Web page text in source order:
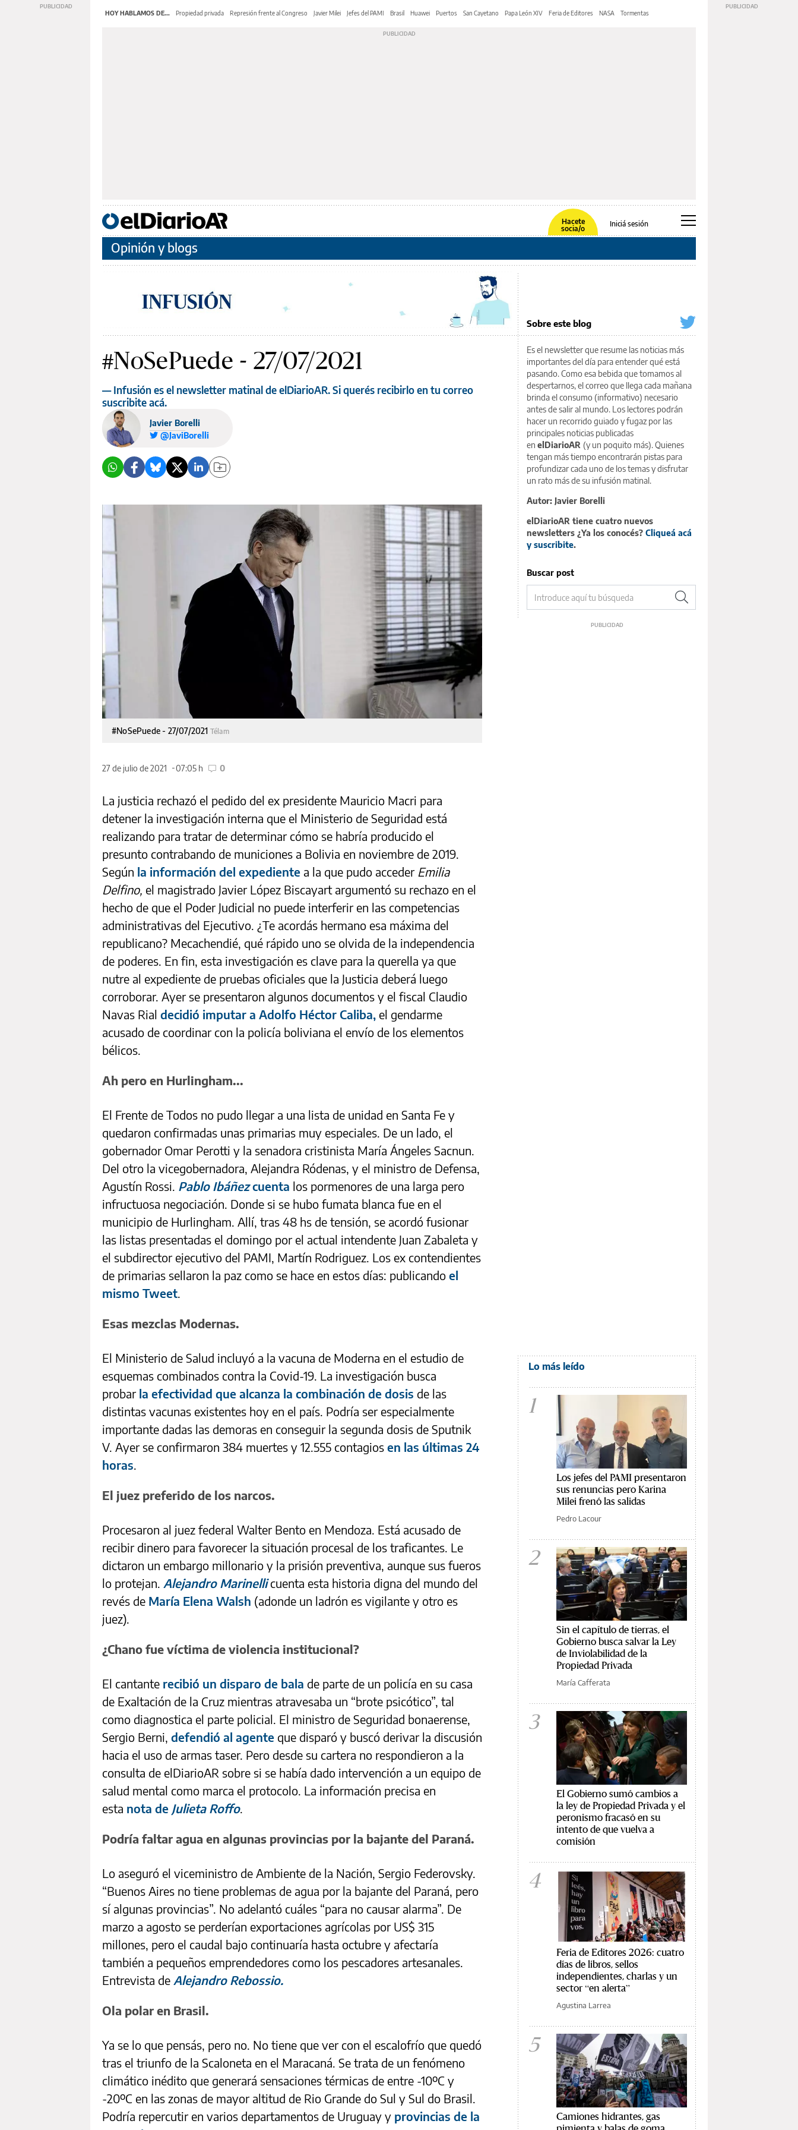
HOY HABLAMOS DE... Propiedad privada Represión frente al Congreso Javier Milei Jefes del PAMI Brasil Huawei Puertos San Cayetano Papa León XIV Feria de Editores NASA Tormentas
Hacete
socia/o
Iniciá sesión
Opinión y blogs
#NoSePuede - 27/07/2021
— Infusión es el newsletter matinal de elDiarioAR. Si querés recibirlo en tu correo
suscribite acá.
Javier Borelli
@JaviBorelli
#NoSePuede - 27/07/2021 Télam
27 de julio de 2021 07:05 h 0
La justicia rechazó el pedido del ex presidente Mauricio Macri para
detener la investigación interna que el Ministerio de Seguridad está
realizando para tratar de determinar cómo se habría producido el
presunto contrabando de municiones a Bolivia en noviembre de 2019.
Según la información del expediente a la que pudo acceder Emilia
Delfino, el magistrado Javier López Biscayart argumentó su rechazo en el
hecho de que el Poder Judicial no puede interferir en las competencias
administrativas del Ejecutivo. ¿Te acordás hermano esa máxima del
republicano? Mecachendié, qué rápido uno se olvida de la independencia
de poderes. En fin, esta investigación es clave para la querella ya que
nutre al expediente de pruebas oficiales que la Justicia deberá luego
corroborar. Ayer se presentaron algunos documentos y el fiscal Claudio
Navas Rial decidió imputar a Adolfo Héctor Caliba, el gendarme
acusado de coordinar con la policía boliviana el envío de los elementos
bélicos.
Ah pero en Hurlingham...
El Frente de Todos no pudo llegar a una lista de unidad en Santa Fe y
quedaron confirmadas unas primarias muy especiales. De un lado, el
gobernador Omar Perotti y la senadora cristinista María Ángeles Sacnun.
Del otro la vicegobernadora, Alejandra Ródenas, y el ministro de Defensa,
Agustín Rossi. Pablo Ibáñezcuenta los pormenores de una larga pero
infructuosa negociación. Donde si se hubo fumata blanca fue en el
municipio de Hurlingham. Allí, tras 48 hs de tensión, se acordó fusionar
las listas presentadas el domingo por el actual intendente Juan Zabaleta y
el subdirector ejecutivo del PAMI, Martín Rodriguez. Los ex contendientes
de primarias sellaron la paz como se hace en estos días: publicando el
mismo Tweet.
Esas mezclas Modernas.
El Ministerio de Salud incluyó a la vacuna de Moderna en el estudio de
esquemas combinados contra la Covid-19. La investigación busca
probar la efectividad que alcanza la combinación de dosis de las
distintas vacunas existentes hoy en el país. Podría ser especialmente
importante dadas las demoras en conseguir la segunda dosis de Sputnik
V. Ayer se confirmaron 384 muertes y 12.555 contagios en las últimas 24
horas.
El juez preferido de los narcos.
Procesaron al juez federal Walter Bento en Mendoza. Está acusado de
recibir dinero para favorecer la situación procesal de los traficantes. Le
dictaron un embargo millonario y la prisión preventiva, aunque sus fueros
lo protejan. Alejandro Marinellicuenta esta historia digna del mundo del
revés de María Elena Walsh (adonde un ladrón es vigilante y otro es
juez).
¿Chano fue víctima de violencia institucional?
El cantante recibió un disparo de bala de parte de un policía en su casa
de Exaltación de la Cruz mientras atravesaba un “brote psicótico”, tal
como diagnostica el parte policial. El ministro de Seguridad bonaerense,
Sergio Berni, defendió al agente que disparó y buscó derivar la discusión
hacia el uso de armas taser. Pero desde su cartera no respondieron a la
consulta de elDiarioAR sobre si se había dado intervención a un equipo de
salud mental como marca el protocolo. La información precisa en
esta nota de Julieta Roffo.
Podría faltar agua en algunas provincias por la bajante del Paraná.
Lo aseguró el viceministro de Ambiente de la Nación, Sergio Federovsky.
“Buenos Aires no tiene problemas de agua por la bajante del Paraná, pero
sí algunas provincias”. No adelantó cuáles “para no causar alarma”. De
marzo a agosto se perderían exportaciones agrícolas por US$ 315
millones, pero el caudal bajo continuaría hasta octubre y afectaría
también a pequeños emprendedores como los pescadores artesanales.
Entrevista de Alejandro Rebossio.
Ola polar en Brasil.
Ya se lo que pensás, pero no. No tiene que ver con el escalofrío que quedó
tras el triunfo de la Scaloneta en el Maracaná. Se trata de un fenómeno
climático inédito que generará sensaciones térmicas de entre -10ºC y
-20ºC en las zonas de mayor altitud de Rio Grande do Sul y Sul do Brasil.
Podría repercutir en varios departamentos de Uruguay y provincias de la
Sobre este blog
Es el newsletter que resume las noticias más
importantes del día para entender qué está
pasando. Como esa bebida que tomamos al
despertarnos, el correo que llega cada mañana
brinda el consumo (informativo) necesario
antes de salir al mundo. Los lectores podrán
hacer un recorrido guiado y fugaz por las
principales noticias publicadas
en elDiarioAR (y un poquito más). Quienes
tengan más tiempo encontrarán pistas para
profundizar cada uno de los temas y disfrutar
un rato más de su infusión matinal.
Autor: Javier Borelli
elDiarioAR tiene cuatro nuevos
newsletters ¿Ya los conocés? Cliqueá acá
y suscribite.
Buscar post
Lo más leído
1
Los jefes del PAMI presentaron
sus renuncias pero Karina
Milei frenó las salidas
Pedro Lacour
2
Sin el capítulo de tierras, el
Gobierno busca salvar la Ley
de Inviolabilidad de la
Propiedad Privada
María Cafferata
3
El Gobierno sumó cambios a
la ley de Propiedad Privada y el
peronismo fracasó en su
intento de que vuelva a
comisión
4
Feria de Editores 2026: cuatro
días de libros, sellos
independientes, charlas y un
sector “en alerta”
Agustina Larrea
5
Camiones hidrantes, gas